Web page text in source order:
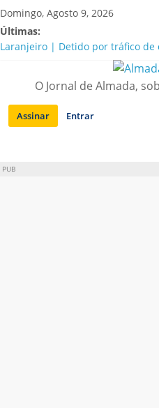
Saltar
para
conteúdo
Domingo, Agosto 9, 2026
Últimas:
Laranjeiro | Detido por tráfico de
A “crise” da água em Almada:
Costa da Caparica | Polícia
irregularidades em habitações e
APA diz que falta de água em
O Jornal de Almada,
Assinar Entrar
PUB